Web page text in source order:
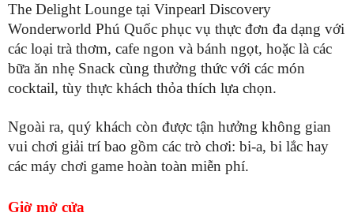
The Delight Lounge tại Vinpearl Discovery
Wonderworld Phú Quốc phục vụ thực đơn đa dạng với
các loại trà thơm, cafe ngon và bánh ngọt, hoặc là các
bữa ăn nhẹ Snack cùng thưởng thức với các món
cocktail, tùy thực khách thỏa thích lựa chọn.
Ngoài ra, quý khách còn được tận hưởng không gian
vui chơi giải trí bao gồm các trò chơi: bi-a, bi lắc hay
các máy chơi game hoàn toàn miễn phí.
Giờ mở cửa